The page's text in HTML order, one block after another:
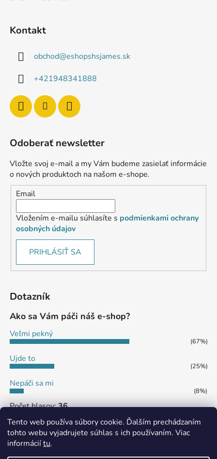
Tento web používa súbory cookie. Ďalším prechádzaním
tohto webu vyjadrujete súhlas s ich používaním. Viac
informáciítu.
Kontakt
obchod@eshopshsjames.sk
+421948341888
Odoberať newsletter
Vložte svoj e-mail a my Vám budeme zasielať informácie
o nových produktoch na našom e-shope.
Email
Vložením e-mailu súhlasíte s podmienkami ochrany
osobných údajov
PRIHLÁSIŤ SA
Dotazník
Ako sa Vám páči náš e-shop?
Veľmi pekný
(67%)
Ujde to
(25%)
Nepáči sa mi
(8%)
Počet hlasov:36
MôjPrvýEshop.sk Shoptet.sk